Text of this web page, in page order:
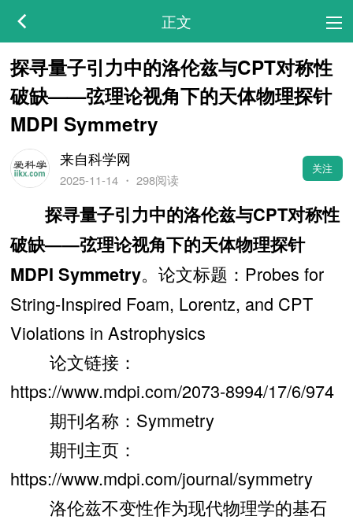
正文
探寻量子引力中的洛伦兹与CPT对称性
破缺——弦理论视角下的天体物理探针
MDPI Symmetry
来自科学网
2025-11-14・ 298阅读
关注
探寻量子引力中的洛伦兹与CPT对称性
破缺——弦理论视角下的天体物理探针
MDPI Symmetry。论文标题：Probes for
String-Inspired Foam, Lorentz, and CPT
Violations in Astrophysics
论文链接：
https://www.mdpi.com/2073-8994/17/6/974
期刊名称：Symmetry
期刊主页：
https://www.mdpi.com/journal/symmetry
洛伦兹不变性作为现代物理学的基石